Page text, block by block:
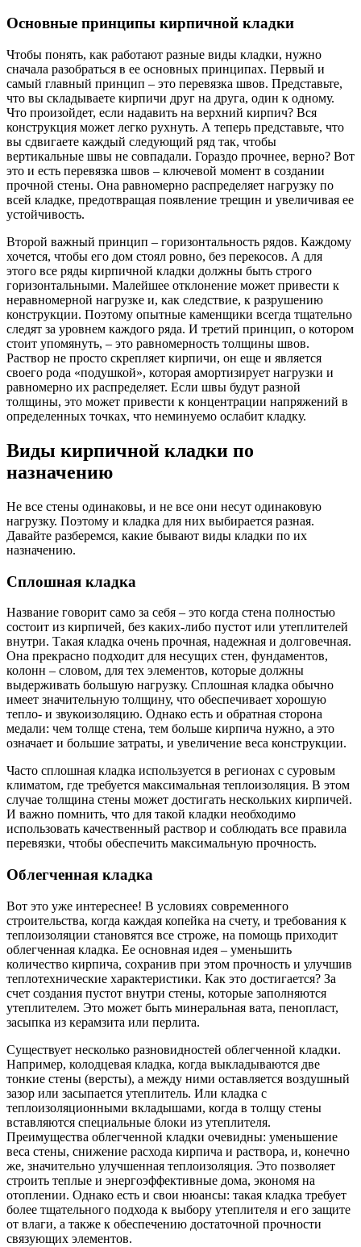
Основные принципы кирпичной кладки
Чтобы понять, как работают разные виды кладки, нужно
сначала разобраться в ее основных принципах. Первый и
самый главный принцип – это перевязка швов. Представьте,
что вы складываете кирпичи друг на друга, один к одному.
Что произойдет, если надавить на верхний кирпич? Вся
конструкция может легко рухнуть. А теперь представьте, что
вы сдвигаете каждый следующий ряд так, чтобы
вертикальные швы не совпадали. Гораздо прочнее, верно? Вот
это и есть перевязка швов – ключевой момент в создании
прочной стены. Она равномерно распределяет нагрузку по
всей кладке, предотвращая появление трещин и увеличивая ее
устойчивость.
Второй важный принцип – горизонтальность рядов. Каждому
хочется, чтобы его дом стоял ровно, без перекосов. А для
этого все ряды кирпичной кладки должны быть строго
горизонтальными. Малейшее отклонение может привести к
неравномерной нагрузке и, как следствие, к разрушению
конструкции. Поэтому опытные каменщики всегда тщательно
следят за уровнем каждого ряда. И третий принцип, о котором
стоит упомянуть, – это равномерность толщины швов.
Раствор не просто скрепляет кирпичи, он еще и является
своего рода «подушкой», которая амортизирует нагрузки и
равномерно их распределяет. Если швы будут разной
толщины, это может привести к концентрации напряжений в
определенных точках, что неминуемо ослабит кладку.
Виды кирпичной кладки по
назначению
Не все стены одинаковы, и не все они несут одинаковую
нагрузку. Поэтому и кладка для них выбирается разная.
Давайте разберемся, какие бывают виды кладки по их
назначению.
Сплошная кладка
Название говорит само за себя – это когда стена полностью
состоит из кирпичей, без каких-либо пустот или утеплителей
внутри. Такая кладка очень прочная, надежная и долговечная.
Она прекрасно подходит для несущих стен, фундаментов,
колонн – словом, для тех элементов, которые должны
выдерживать большую нагрузку. Сплошная кладка обычно
имеет значительную толщину, что обеспечивает хорошую
тепло- и звукоизоляцию. Однако есть и обратная сторона
медали: чем толще стена, тем больше кирпича нужно, а это
означает и большие затраты, и увеличение веса конструкции.
Часто сплошная кладка используется в регионах с суровым
климатом, где требуется максимальная теплоизоляция. В этом
случае толщина стены может достигать нескольких кирпичей.
И важно помнить, что для такой кладки необходимо
использовать качественный раствор и соблюдать все правила
перевязки, чтобы обеспечить максимальную прочность.
Облегченная кладка
Вот это уже интереснее! В условиях современного
строительства, когда каждая копейка на счету, и требования к
теплоизоляции становятся все строже, на помощь приходит
облегченная кладка. Ее основная идея – уменьшить
количество кирпича, сохранив при этом прочность и улучшив
теплотехнические характеристики. Как это достигается? За
счет создания пустот внутри стены, которые заполняются
утеплителем. Это может быть минеральная вата, пенопласт,
засыпка из керамзита или перлита.
Существует несколько разновидностей облегченной кладки.
Например, колодцевая кладка, когда выкладываются две
тонкие стены (версты), а между ними оставляется воздушный
зазор или засыпается утеплитель. Или кладка с
теплоизоляционными вкладышами, когда в толщу стены
вставляются специальные блоки из утеплителя.
Преимущества облегченной кладки очевидны: уменьшение
веса стены, снижение расхода кирпича и раствора, и, конечно
же, значительно улучшенная теплоизоляция. Это позволяет
строить теплые и энергоэффективные дома, экономя на
отоплении. Однако есть и свои нюансы: такая кладка требует
более тщательного подхода к выбору утеплителя и его защите
от влаги, а также к обеспечению достаточной прочности
связующих элементов.